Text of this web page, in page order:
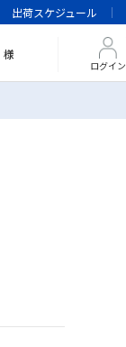
出荷スケジュール
様
ログイン